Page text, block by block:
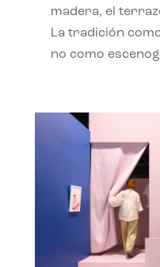
madera, el
La tradición
no como